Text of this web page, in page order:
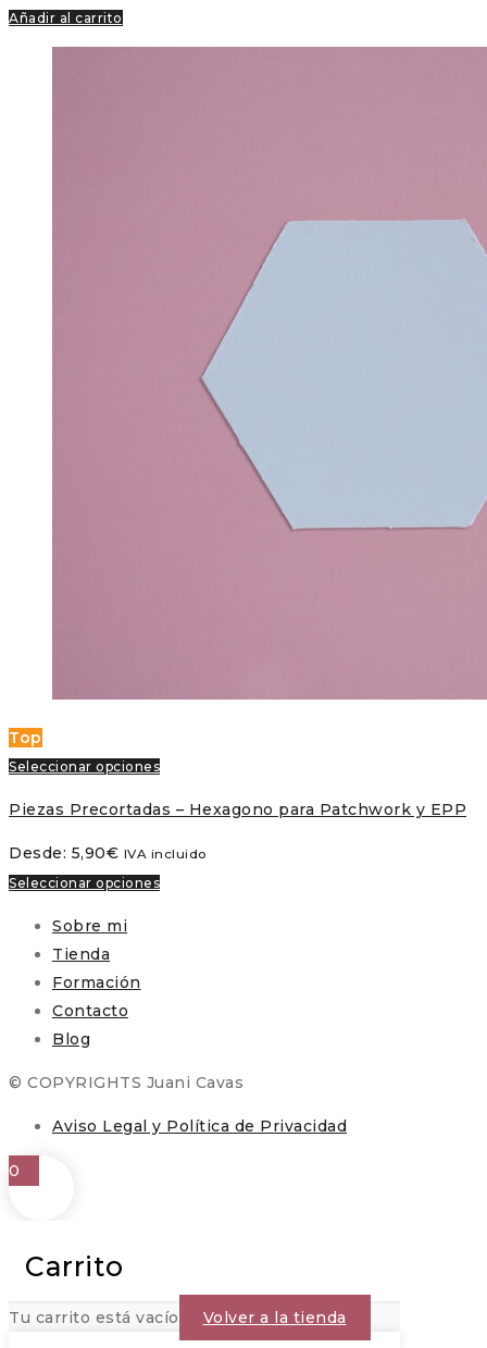
Añadir al carrito
Top
Seleccionar opciones
Piezas Precortadas – Hexagono para Patchwork y EPP
Desde: 5,90€ IVA incluido
Seleccionar opciones
Sobre mi
Tienda
Formación
Contacto
Blog
© COPYRIGHTS Juani Cavas
Aviso Legal y Política de Privacidad
0
Carrito
Tu carrito está vacío Volver a la tienda